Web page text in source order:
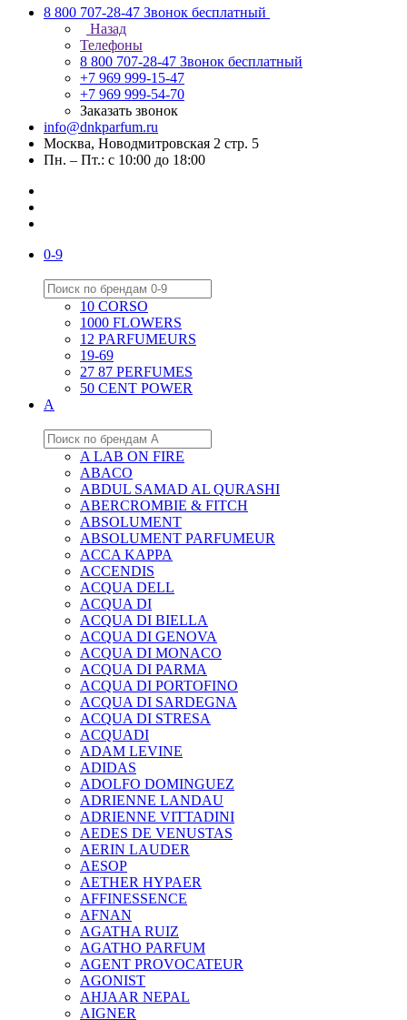
8 800 707-28-47 Звонок бесплатный
Назад
Телефоны
8 800 707-28-47 Звонок бесплатный
+7 969 999-15-47
+7 969 999-54-70
Заказать звонок
info@dnkparfum.ru
Москва, Новодмитровская 2 стр. 5
Пн. – Пт.: с 10:00 до 18:00
0-9
10 CORSO
1000 FLOWERS
12 PARFUMEURS
19-69
27 87 PERFUMES
50 CENT POWER
A
A LAB ON FIRE
ABACO
ABDUL SAMAD AL QURASHI
ABERCROMBIE & FITCH
ABSOLUMENT
ABSOLUMENT PARFUMEUR
ACCA KAPPA
ACCENDIS
ACQUA DELL
ACQUA DI
ACQUA DI BIELLA
ACQUA DI GENOVA
ACQUA DI MONACO
ACQUA DI PARMA
ACQUA DI PORTOFINO
ACQUA DI SARDEGNA
ACQUA DI STRESA
ACQUADI
ADAM LEVINE
ADIDAS
ADOLFO DOMINGUEZ
ADRIENNE LANDAU
ADRIENNE VITTADINI
AEDES DE VENUSTAS
AERIN LAUDER
AESOP
AETHER HYPAER
AFFINESSENCE
AFNAN
AGATHA RUIZ
AGATHO PARFUM
AGENT PROVOCATEUR
AGONIST
AHJAAR NEPAL
AIGNER